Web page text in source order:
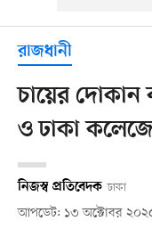
রাজধানী
চায়ের দোকান
ও ঢাকা
নিজস্ব প্রতিবেদক ঢাকা
আপডেট: ১৩ অক্টোবর